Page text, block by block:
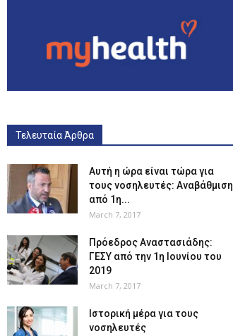
Τελευταία Άρθρα
Αυτή η ώρα είναι τώρα για
τους νοσηλευτές: Αναβάθμιση
από 1η...
March 7, 2017
Πρόεδρος Αναστασιάδης:
ΓΕΣΥ από την 1η Ιουνίου του
2019
March 7, 2017
Ιστορική μέρα για τους
νοσηλευτές